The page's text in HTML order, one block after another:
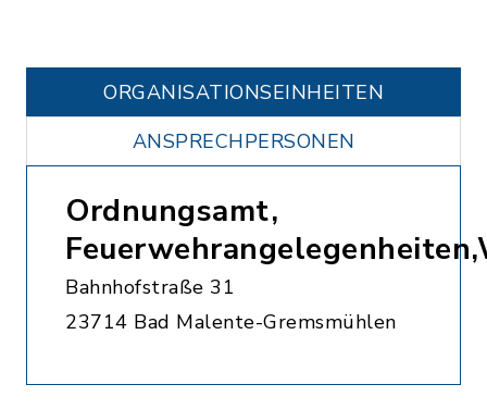
ORGANISATIONS­EINHEITEN
ANSPRECHPERSONEN
Ordnungsamt,
Bahnhofstraße 31
23714 Bad Malente-Gremsmühlen